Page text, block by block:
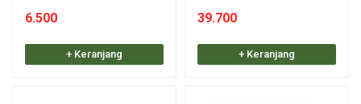
6.500
+ Keranjang
39.700
+ Keranjang